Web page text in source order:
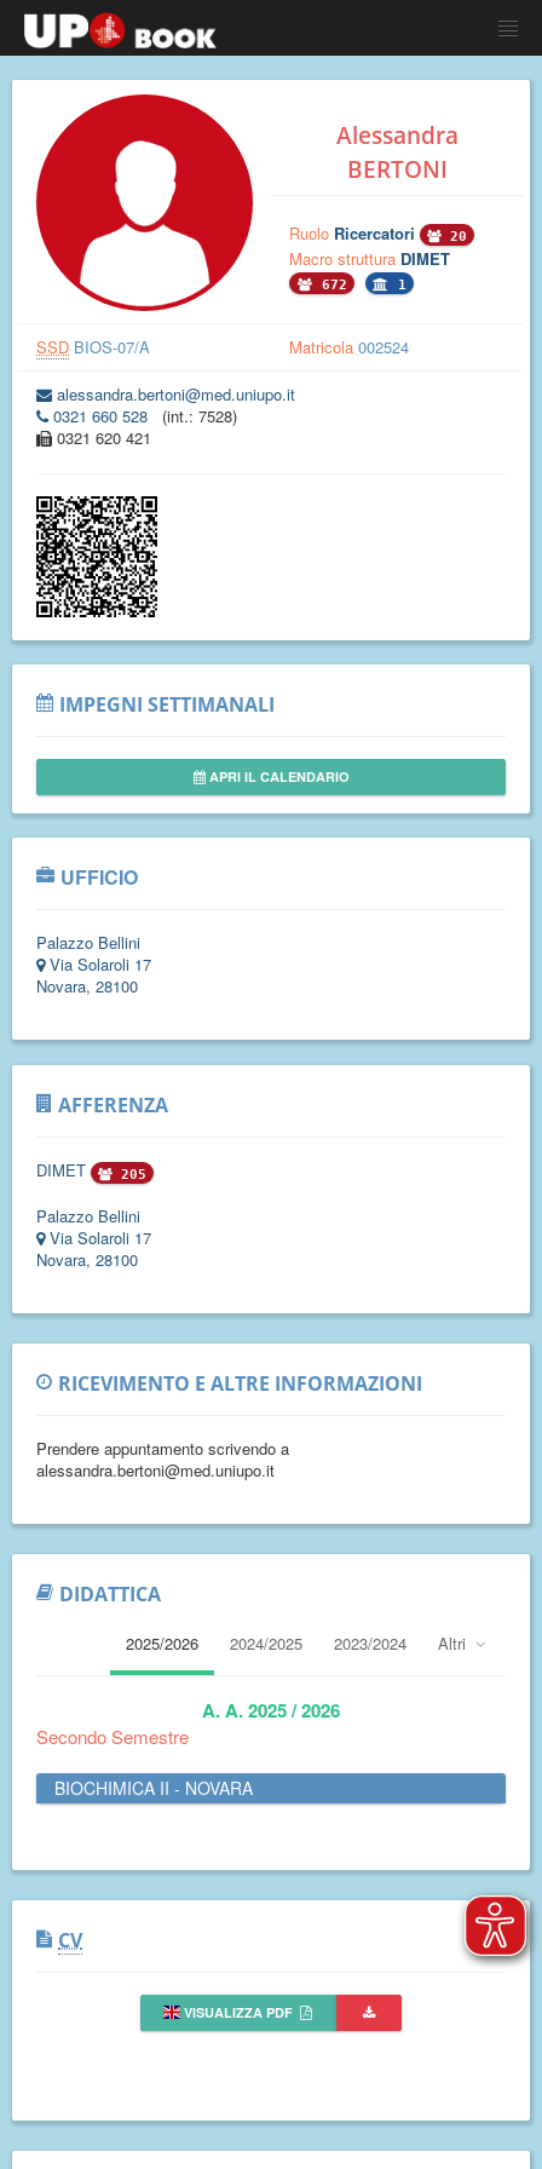
Alessandra
BERTONI
Ruolo Ricercatori 20
Macro struttura DIMET
672 1
SSD BIOS-07/A Matricola 002524
alessandra.bertoni@med.uniupo.it
0321 660 528
(int.: 7528)
0321 620 421
IMPEGNI SETTIMANALI
APRI IL CALENDARIO
UFFICIO
Palazzo Bellini
Via Solaroli 17
Novara, 28100
AFFERENZA
DIMET 205
Palazzo Bellini
Via Solaroli 17
Novara, 28100
RICEVIMENTO E ALTRE INFORMAZIONI
Prendere appuntamento scrivendo a
alessandra.bertoni@med.uniupo.it
DIDATTICA
2025/2026 2024/2025 2023/2024 Altri
A. A. 2025 / 2026
Secondo Semestre
BIOCHIMICA II - NOVARA
CV
VISUALIZZA PDF